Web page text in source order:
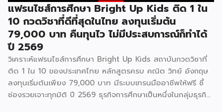
แฟรนไชส์การศึกษา Bright Up Kids ติด 1 ใน
10 กวดวิชาที่ดีที่สุดในไทย ลงทุนเริ่มต้น
79,000 บาท คืนทุนไว ไม่มีประสบการณ์ก็ทำได้
ปี 2569
วิเคราะห์แฟรนไชส์การศึกษา Bright Up Kids สถาบันกวดวิชาที่
ติด 1 ใน 10 ของประเทศไทย หลักสูตรครบ คณิต วิทย์ อังกฤษ
ลงทุนเริ่มต้นเพียง 79,000 บาท มีระบบเทรนมืออาชีพให้ฟรี ชี้
ช่องรวยเจาะทุกมิติ ปี 2569 ธุรกิจการศึกษาเป็นหนึ่งในกลุ่มธุรกิจ